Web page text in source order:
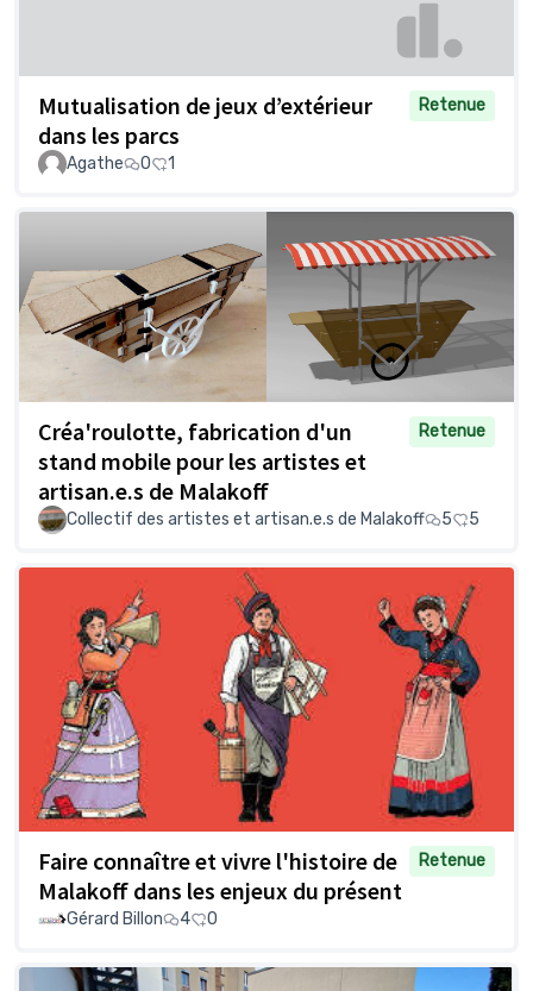
Mutualisation de jeux d’extérieur
dans les parcs
Retenue
Agathe 0 1
Créa'roulotte, fabrication d'un
stand mobile pour les artistes et
artisan.e.s de Malakoff
Retenue
Collectif des artistes et artisan.e.s de Malakoff 5 5
Faire connaître et vivre l'histoire de
Malakoff dans les enjeux du présent
Retenue
Gérard Billon 4 0